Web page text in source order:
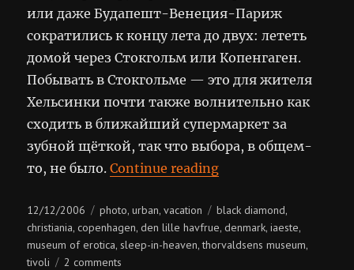
или даже Будапешт-Венеция-Париж
сократились к концу лета до двух: лететь
домой через Стокгольм или Копенгаген.
Побывать в Стокгольме — это для жителя
Хельсинки почти также волнительно как
сходить в ближайший супермаркет за
зубной щёткой, так что выбора, в общем-
то, не было.Continue reading“Denmark,
Posted
on
12/12/2006 Categories
photo,urban,vacation Tags
black diamond,
christiania,copenhagen,den lille havfrue,denmark,iaeste,
museum of erotica, sleep-in-heaven,thorvaldsens museum,
tivoli 2 comments